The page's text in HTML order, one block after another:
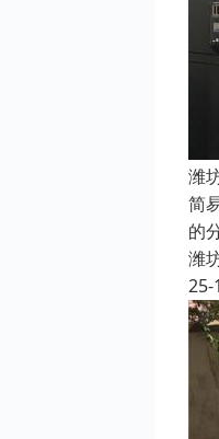
潍
简
的
潍
25-